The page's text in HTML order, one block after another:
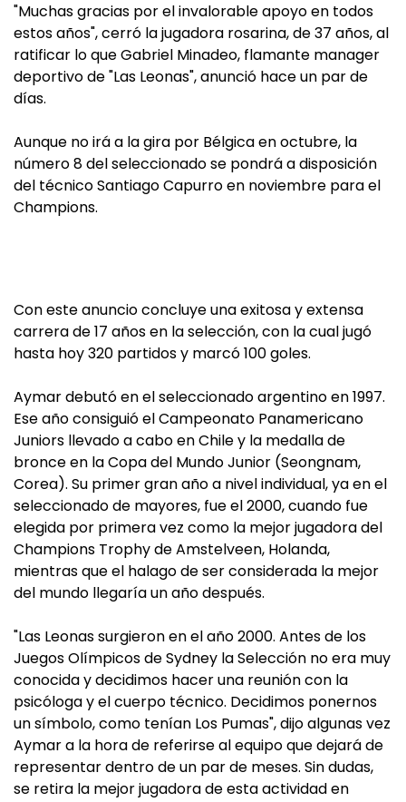
"Muchas gracias por el invalorable apoyo en todos
estos años", cerró la jugadora rosarina, de 37 años, al
ratificar lo que Gabriel Minadeo, flamante manager
deportivo de "Las Leonas", anunció hace un par de
días.
Aunque no irá a la gira por Bélgica en octubre, la
número 8 del seleccionado se pondrá a disposición
del técnico Santiago Capurro en noviembre para el
Champions.
Con este anuncio concluye una exitosa y extensa
carrera de 17 años en la selección, con la cual jugó
hasta hoy 320 partidos y marcó 100 goles.
Aymar debutó en el seleccionado argentino en 1997.
Ese año consiguió el Campeonato Panamericano
Juniors llevado a cabo en Chile y la medalla de
bronce en la Copa del Mundo Junior (Seongnam,
Corea). Su primer gran año a nivel individual, ya en el
seleccionado de mayores, fue el 2000, cuando fue
elegida por primera vez como la mejor jugadora del
Champions Trophy de Amstelveen, Holanda,
mientras que el halago de ser considerada la mejor
del mundo llegaría un año después.
"Las Leonas surgieron en el año 2000. Antes de los
Juegos Olímpicos de Sydney la Selección no era muy
conocida y decidimos hacer una reunión con la
psicóloga y el cuerpo técnico. Decidimos ponernos
un símbolo, como tenían Los Pumas", dijo algunas vez
Aymar a la hora de referirse al equipo que dejará de
representar dentro de un par de meses. Sin dudas,
se retira la mejor jugadora de esta actividad en